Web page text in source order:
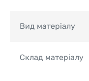
Вид матеріалу
Склад матеріалу